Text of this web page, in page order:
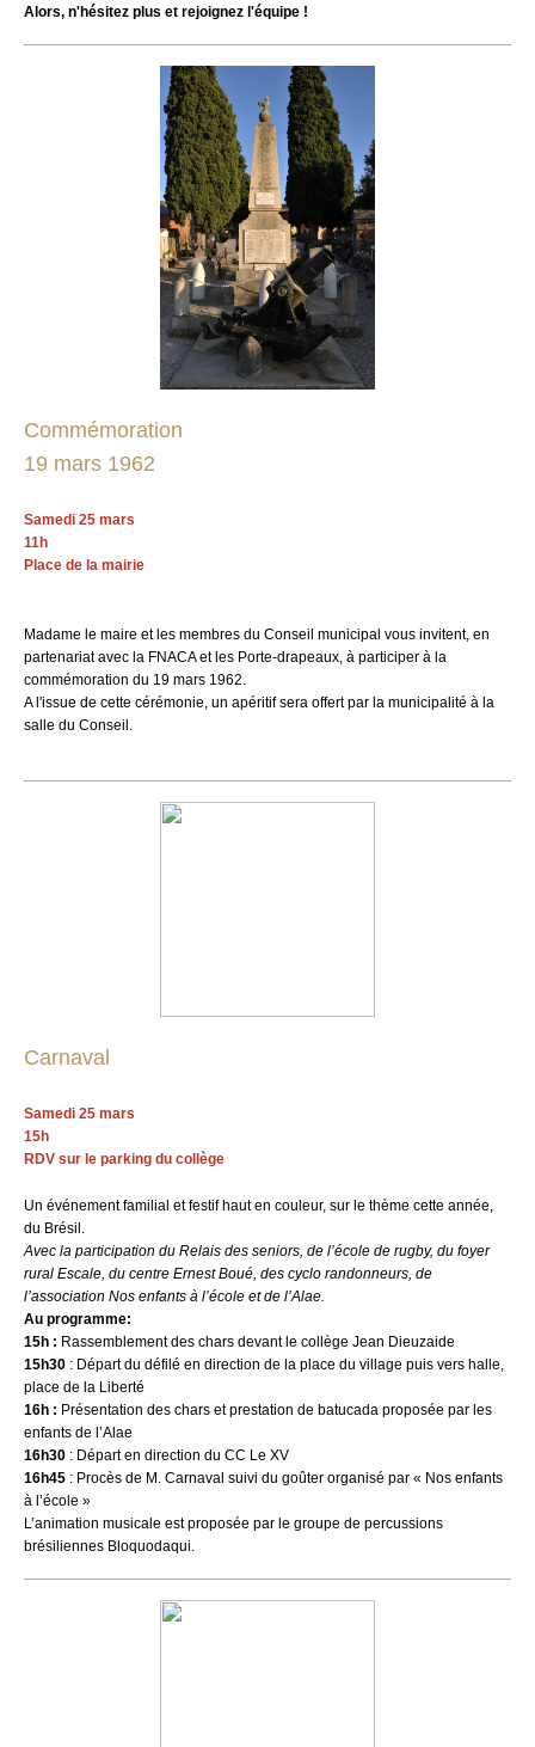
Alors, n'hésitez plus et rejoignez l'équipe !
Commémoration
19 mars 1962
Samedi 25 mars
11h
Place de la mairie
Madame le maire et les membres du Conseil municipal vous invitent, en
partenariat avec la FNACA et les Porte-drapeaux, à participer à la
commémoration du 19 mars 1962.
A l'issue de cette cérémonie, un apéritif sera offert par la municipalité à la
salle du Conseil.
Carnaval
Samedi 25 mars
15h
RDV sur le parking du collège
Un événement familial et festif haut en couleur, sur le thème cette année,
du Brésil.
Avec la participation du Relais des seniors, de l’école de rugby, du foyer
rural Escale, du centre Ernest Boué, des cyclo randonneurs, de
l’association Nos enfants à l’école et de l’Alae.
Au programme:
15h : Rassemblement des chars devant le collège Jean Dieuzaide
15h30 : Départ du défilé en direction de la place du village puis vers halle,
place de la Liberté
16h : Présentation des chars et prestation de batucada proposée par les
enfants de l’Alae
16h30 : Départ en direction du CC Le XV
16h45 : Procès de M. Carnaval suivi du goûter organisé par « Nos enfants
à l’école »
L’animation musicale est proposée par le groupe de percussions
brésiliennes Bloquodaqui.